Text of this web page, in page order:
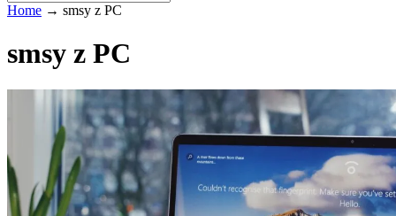
Home → smsy z PC
smsy z PC